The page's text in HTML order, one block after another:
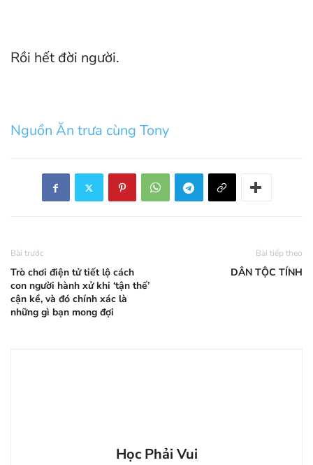
Rồi hết đời người.
Nguồn Ăn trưa cùng Tony
Bài trước
Trò chơi điện tử tiết lộ cách
con người hành xử khi ‘tận thế’
cận kề, và đó chính xác là
những gì bạn mong đợi
Bài tiếp theo
DÂN TỘC TÍNH
Học Phải Vui